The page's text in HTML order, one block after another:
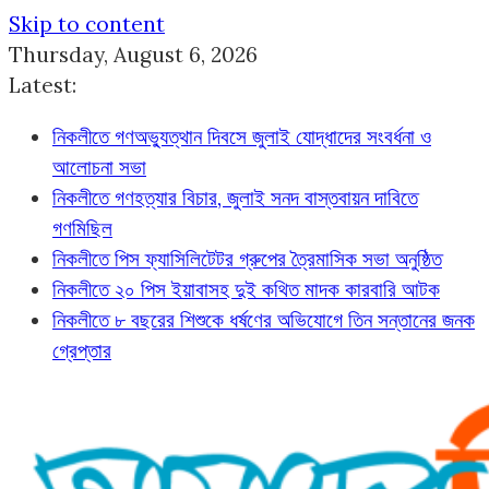
Skip to content
Thursday, August 6, 2026
Latest:
নিকলীতে গণঅভ্যুত্থান দিবসে জুলাই যোদ্ধাদের সংবর্ধনা ও
আলোচনা সভা
নিকলীতে গণহত্যার বিচার, জুলাই সনদ বাস্তবায়ন দাবিতে
গণমিছিল
নিকলীতে পিস ফ্যাসিলিটেটর গ্রুপের ত্রৈমাসিক সভা অনুষ্ঠিত
নিকলীতে ২০ পিস ইয়াবাসহ দুই কথিত মাদক কারবারি আটক
নিকলীতে ৮ বছরের শিশুকে ধর্ষণের অভিযোগে তিন সন্তানের জনক
গ্রেপ্তার